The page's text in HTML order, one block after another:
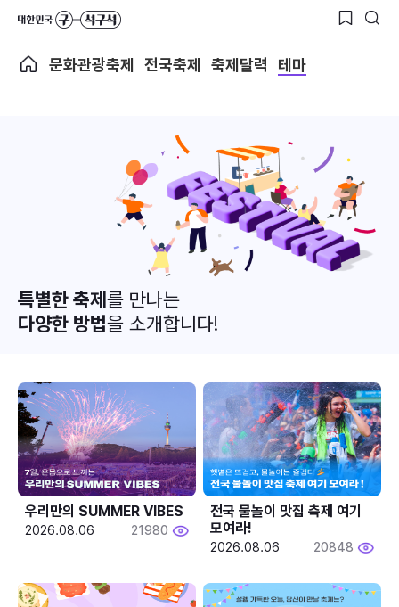
문화관광축제 전국축제 축제달력 테마
특별한 축제를 만나는
다양한 방법을 소개합니다!
우리만의 SUMMER VIBES
2026.08.06 21980
전국 물놀이 맛집 축제 여기
모여라!
2026.08.06 20848